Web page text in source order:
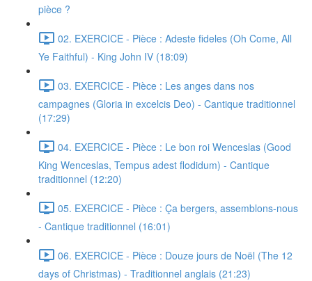
pièce ?
02. EXERCICE - Pièce : Adeste fideles (Oh Come, All
Ye Faithful) - King John IV (18:09)
03. EXERCICE - Pièce : Les anges dans nos
campagnes (Gloria in excelcis Deo) - Cantique traditionnel
(17:29)
04. EXERCICE - Pièce : Le bon roi Wenceslas (Good
King Wenceslas, Tempus adest flodidum) - Cantique
traditionnel (12:20)
05. EXERCICE - Pièce : Ça bergers, assemblons-nous
- Cantique traditionnel (16:01)
06. EXERCICE - Pièce : Douze jours de Noël (The 12
days of Christmas) - Traditionnel anglais (21:23)